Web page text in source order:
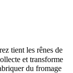
tient les rênes de
et transforme
du fromage